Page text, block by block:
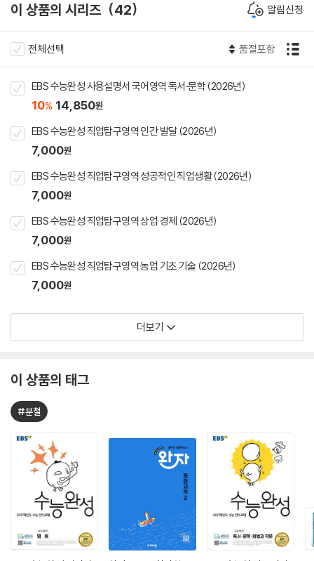
이 상품의 시리즈 42 알림신청
전체선택 품절포함
EBS 수능완성 사용설명서 국어영역 독서·문학 (2026년)
10% 14,850원
EBS 수능완성 직업탐구영역 인간 발달 (2026년)
7,000원
EBS 수능완성 직업탐구영역 성공적인 직업생활 (2026년)
7,000원
EBS 수능완성 직업탐구영역 상업 경제 (2026년)
7,000원
EBS 수능완성 직업탐구영역 농업 기초 기술 (2026년)
7,000원
더보기
이 상품의 태그
#분철